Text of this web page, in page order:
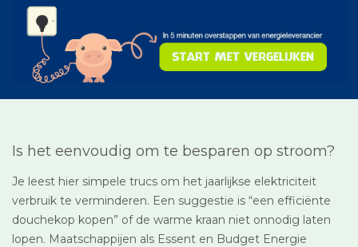
Is het eenvoudig om te besparen op stroom?
Je leest hier simpele trucs om het jaarlijkse elektriciteit
verbruik te verminderen. Een suggestie is “een efficiënte
douchekop kopen” of de warme kraan niet onnodig laten
lopen. Maatschappijen als Essent en Budget Energie